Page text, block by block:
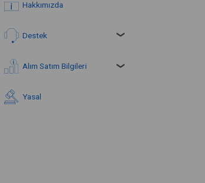
Hakkımızda
Destek
Alım Satım Bilgileri
Yasal